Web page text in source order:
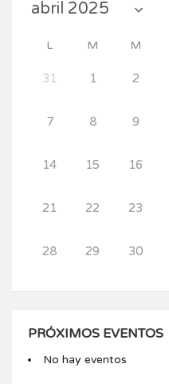
L M M
31 1 2
7 8 9
14 15 16
21 22 23
28 29 30
PRÓXIMOS EVENTOS
No hay eventos